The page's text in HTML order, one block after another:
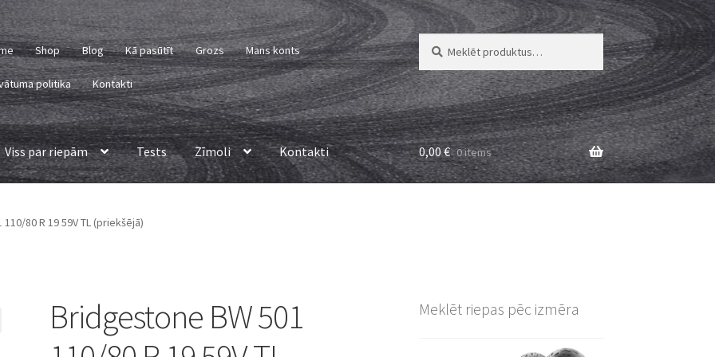
Shop Blog Kā pasūtīt Grozs Mans konts
politika Kontakti
Meklēt:
Meklēt
Viss par riepām Tests Zīmoli Kontakti 0,00€ 0 items
80 R 19 59V TL (priekšējā)
Bridgestone BW 501
Meklēt riepas pēc izmēra